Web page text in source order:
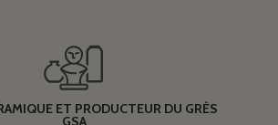
ET PRODUCTEUR DU GRÈS
GSA